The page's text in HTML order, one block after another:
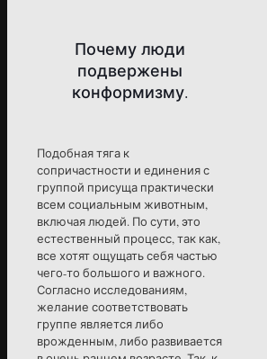
Почему люди
подвержены
конформизму.
Подобная тяга к
сопричастности и единения с
группой присуща практически
всем социальным животным,
включая людей. По сути, это
естественный процесс, так как,
все хотят ощущать себя частью
чего-то большого и важного.
Согласно исследованиям,
желание соответствовать
группе является либо
врожденным, либо развивается